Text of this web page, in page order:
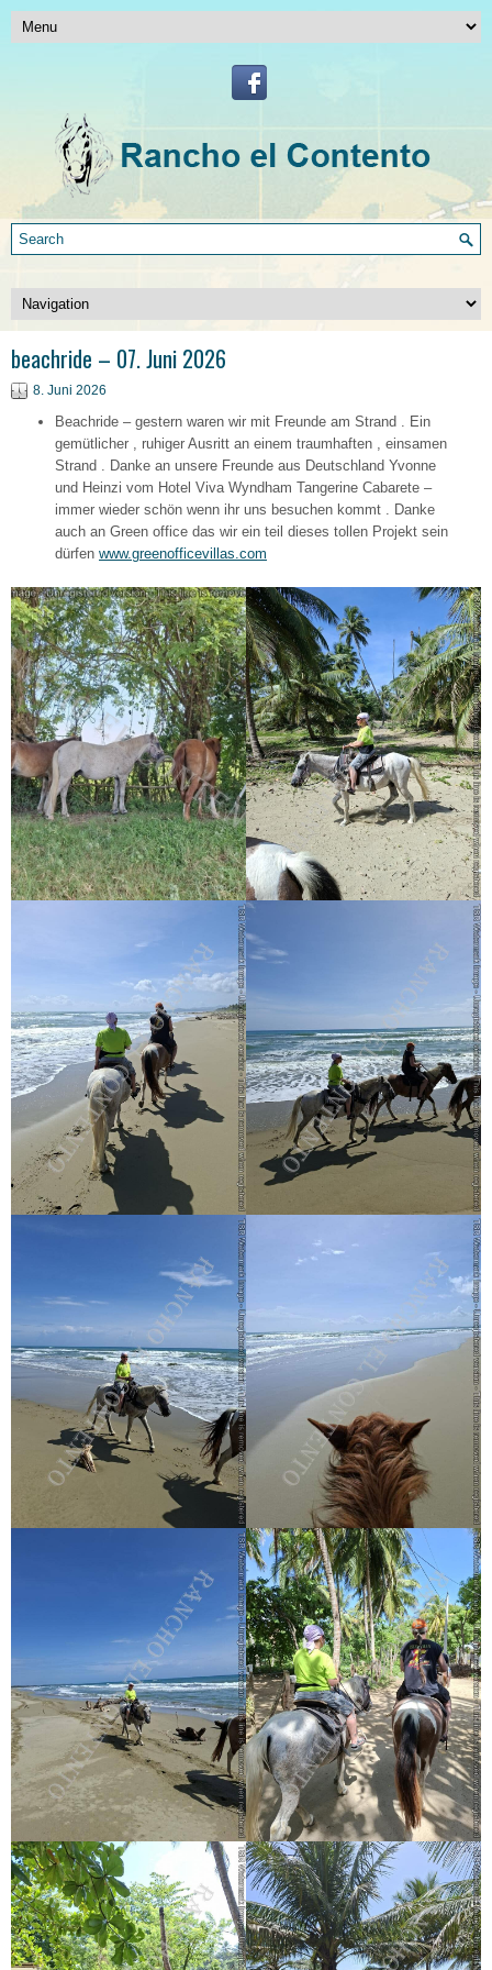
beachride – 07. Juni 2026
8. Juni 2026
Beachride – gestern waren wir mit Freunde am Strand . Ein
gemütlicher , ruhiger Ausritt an einem traumhaften , einsamen
Strand . Danke an unsere Freunde aus Deutschland Yvonne
und Heinzi vom Hotel Viva Wyndham Tangerine Cabarete –
immer wieder schön wenn ihr uns besuchen kommt . Danke
auch an Green office das wir ein teil dieses tollen Projekt sein
dürfen www.greenofficevillas.com